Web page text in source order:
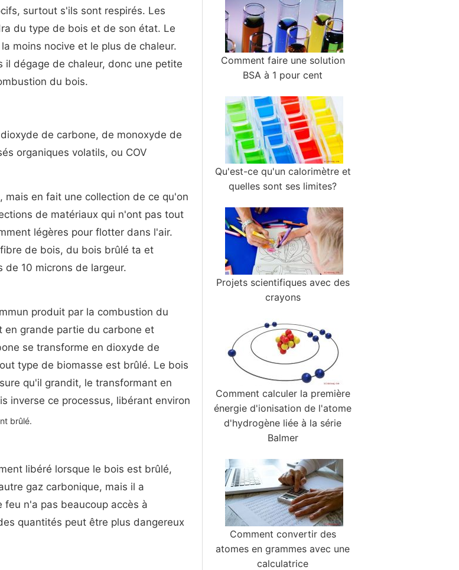
surtout s'ils sont respirés. Les
du type de bois et de son état. Le
moins nocive et le plus de chaleur.
dégage de chaleur, donc une petite
du bois.
de carbone, de monoxyde de
organiques volatils, ou COV
en fait une collection de ce qu'on
de matériaux qui n'ont pas tout
légères pour flotter dans l'air.
de bois, du bois brûlé ta et
10 microns de largeur.
produit par la combustion du
en grande partie du carbone et
se transforme en dioxyde de
type de biomasse est brûlé. Le bois
qu'il grandit, le transformant en
inverse ce processus, libérant environ
brûlé.
libéré lorsque le bois est brûlé,
gaz carbonique, mais il a
n'a pas beaucoup accès à
quantités peut être plus dangereux
Comment faire une solution
BSA à 1 pour cent
Qu'est-ce qu'un calorimètre et
quelles sont ses limites?
Projets scientifiques avec des
crayons
Comment calculer la première
énergie d'ionisation de l'atome
d'hydrogène liée à la série
Balmer
Comment convertir des
atomes en grammes avec une
calculatrice